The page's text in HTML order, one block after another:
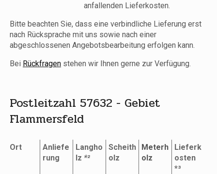
anfallenden Lieferkosten.
Bitte beachten Sie, dass eine verbindliche Lieferung erst
nach Rücksprache mit uns sowie nach einer
abgeschlossenen Angebotsbearbeitung erfolgen kann.
Bei Rückfragen stehen wir Ihnen gerne zur Verfügung.
Postleitzahl 57632 - Gebiet
Flammersfeld
Ort
Anliefe
rung
Langho
lz *²
Scheith
olz
Meterh
olz
Lieferk
osten
*³